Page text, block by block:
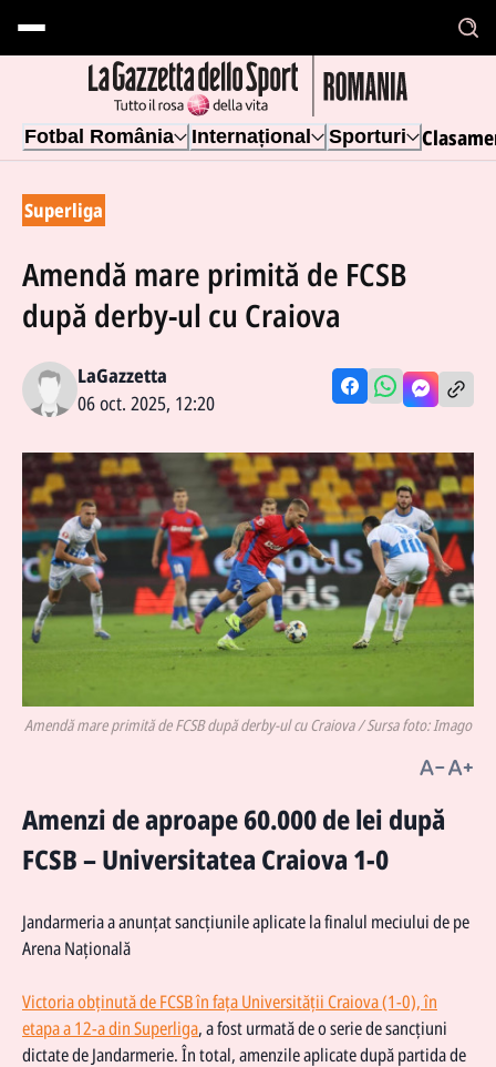
Fotbal România Internațional Sporturi
Superliga
Amendă mare primită de FCSB
după derby-ul cu Craiova
LaGazzetta
06 oct. 2025, 12:20
Amendă mare primită de FCSB după derby-ul cu Craiova / Sursa foto: Imago
Amenzi de aproape 60.000 de lei după
FCSB – Universitatea Craiova 1-0
Jandarmeria a anunțat sancțiunile aplicate la finalul meciului de pe
Arena Națională
Victoria obținută de FCSB în fața Universității Craiova (1-0), în
etapa a 12-a din Superliga, a fost urmată de o serie de sancțiuni
dictate de Jandarmerie. În total, amenzile aplicate după partida de